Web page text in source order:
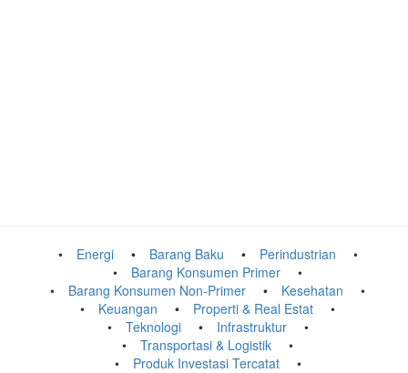
Energi Barang Baku
Perindustrian
Barang Konsumen Primer
Barang Konsumen Non-Primer
Kesehatan
Keuangan
Properti & Real Estat
Teknologi
Infrastruktur
Transportasi & Logistik
Produk Investasi Tercatat